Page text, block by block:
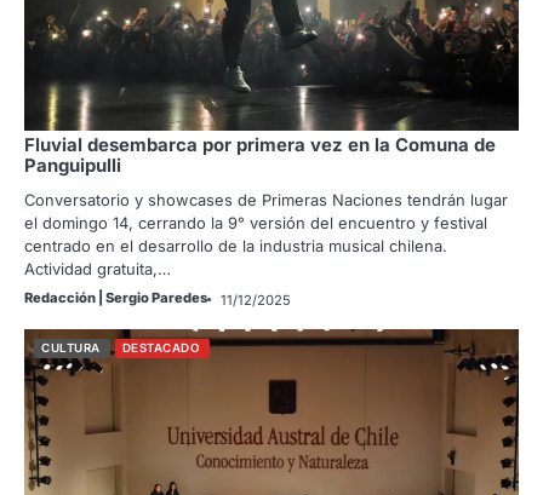
Fluvial desembarca por primera vez en la Comuna de
Panguipulli
Conversatorio y showcases de Primeras Naciones tendrán lugar
el domingo 14, cerrando la 9° versión del encuentro y festival
centrado en el desarrollo de la industria musical chilena.
Actividad gratuita,…
Redacción | Sergio Paredes 11/12/2025
CULTURA DESTACADO